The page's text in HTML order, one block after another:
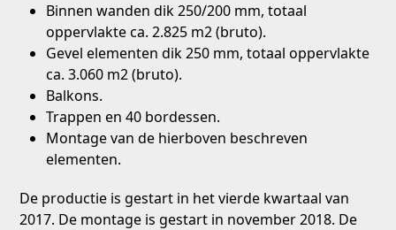
Binnen wanden dik 250/200 mm, totaal
oppervlakte ca. 2.825 m2(bruto).
Gevel elementen dik 250 mm, totaal oppervlakte
ca. 3.060 m2(bruto).
Balkons.
Trappen en 40 bordessen.
Montage van de hierboven beschreven
elementen.
De productie is gestart in het vierde kwartaal van
2017. De montage is gestart in november 2018. De